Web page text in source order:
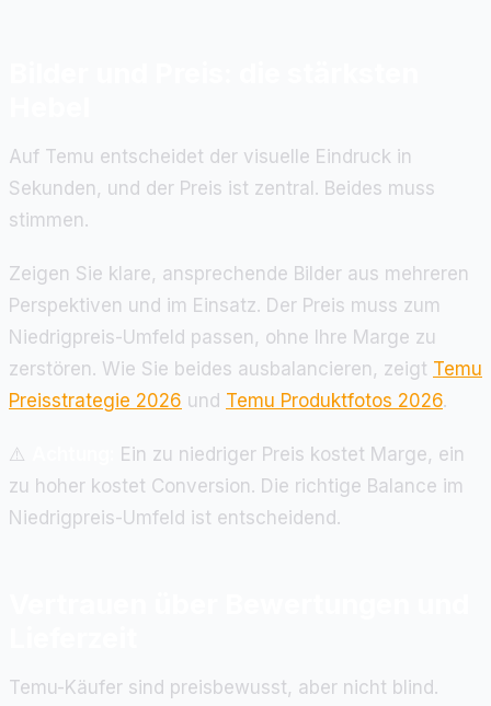
Auf Temu entscheidet der visuelle Eindruck in
Sekunden, und der Preis ist zentral. Beides muss
stimmen.
Zeigen Sie klare, ansprechende Bilder aus mehreren
Perspektiven und im Einsatz. Der Preis muss zum
Niedrigpreis-Umfeld passen, ohne Ihre Marge zu
zerstören. Wie Sie beides ausbalancieren, zeigt Temu
Preisstrategie 2026 und Temu Produktfotos 2026.
⚠️
Ein zu niedriger Preis kostet Marge, ein
zu hoher kostet Conversion. Die richtige Balance im
Niedrigpreis-Umfeld ist entscheidend.
Temu-Käufer sind preisbewusst, aber nicht blind.